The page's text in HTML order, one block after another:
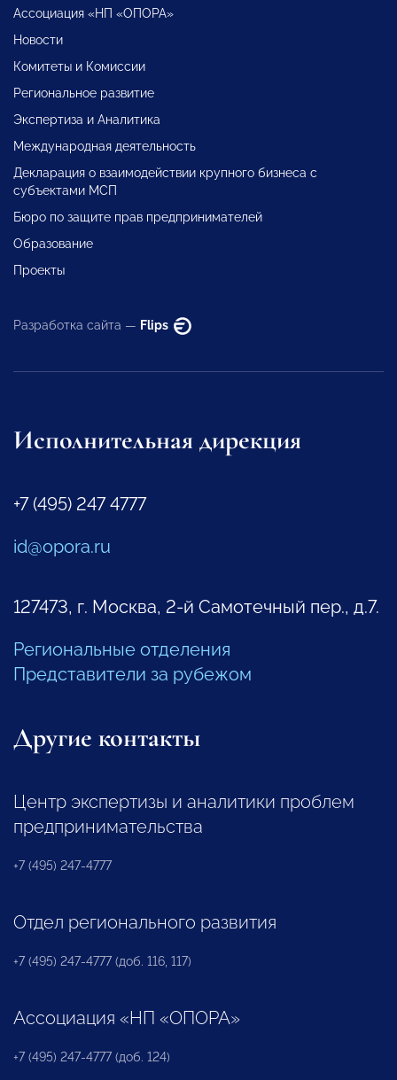
Ассоциация «НП «ОПОРА»
Новости
Комитеты и Комиссии
Региональное развитие
Экспертиза и Аналитика
Международная деятельность
Декларация о взаимодействии крупного бизнеса с
субъектами МСП
Бюро по защите прав предпринимателей
Образование
Проекты
Разработка сайта — Flips
Исполнительная дирекция
+7 (495) 247 4777
id@opora.ru
127473, г. Москва, 2-й Самотечный пер., д.7.
Региональные отделения
Представители за рубежом
Другие контакты
Центр экспертизы и аналитики проблем
предпринимательства
+7 (495) 247-4777
Отдел регионального развития
+7 (495) 247-4777 (доб. 116, 117)
Ассоциация «НП «ОПОРА»
+7 (495) 247-4777 (доб. 124)